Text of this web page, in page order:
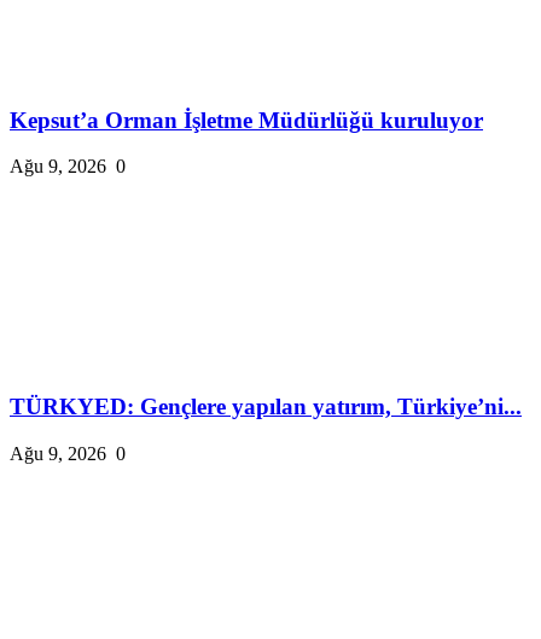
Kepsut’a Orman İşletme Müdürlüğü kuruluyor
Ağu 9, 2026 0
TÜRKYED: Gençlere yapılan yatırım, Türkiye’ni...
Ağu 9, 2026 0